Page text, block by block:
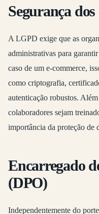
Segurança
A LGPD exige que as
administrativas para
caso de um e-commerce,
como criptografia,
autenticação robustos.
colaboradores sejam
importância da proteção de
Encarregado
(DPO)
Independentemente do